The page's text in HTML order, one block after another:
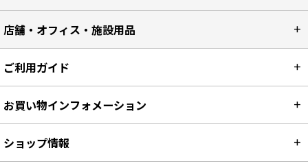
店舗・オフィス・施設用品
ご利用ガイド
お買い物インフォメーション
ショップ情報